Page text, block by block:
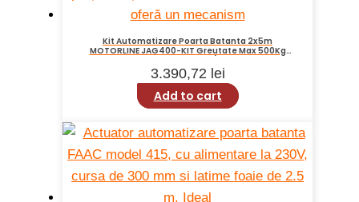
Kit Automatizare Poarta Batanta 2x5m
MOTORLINE JAG400-KIT Greutate Max 500Kg
3.390,72 lei
Add to cart